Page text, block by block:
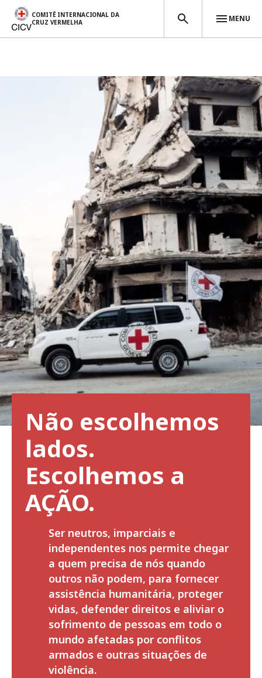
Passar para o conteúdo principal
COMITÊ INTERNACIONAL DA
CRUZ VERMELHA
MENU
Não escolhemos
lados.
Escolhemos a
AÇÃO.
Ser neutros, imparciais e
independentes nos permite chegar
a quem precisa de nós quando
outros não podem, para fornecer
assistência humanitária, proteger
vidas, defender direitos e aliviar o
sofrimento de pessoas em todo o
mundo afetadas por conflitos
armados e outras situações de
violência.